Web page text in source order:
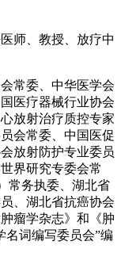
师、教授、放疗中
常委、中华医学会
医疗器械行业协会
放射治疗质控专家
会常委、中国医促
放射防护专业委员
界研究专委会常
常务执委、湖北省
、湖北省抗癌协会
瘤学杂志》和《肿
名词编写委员会”编